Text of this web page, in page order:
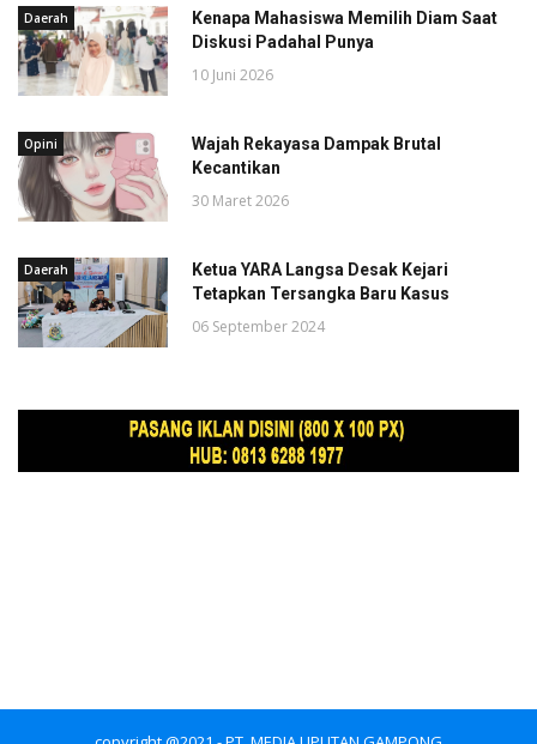
Daerah
Kenapa Mahasiswa Memilih Diam Saat
Diskusi Padahal Punya
10 Juni 2026
Opini
Wajah Rekayasa Dampak Brutal
Kecantikan
30 Maret 2026
Daerah
Ketua YARA Langsa Desak Kejari
Tetapkan Tersangka Baru Kasus
06 September 2024